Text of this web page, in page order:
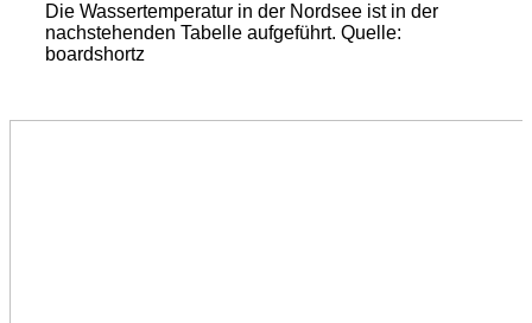
Die Wassertemperatur in der Nordsee ist in der
nachstehenden Tabelle aufgeführt. Quelle:
boardshortz